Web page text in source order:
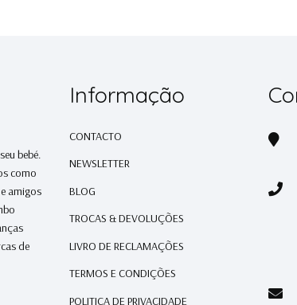
bebé.
como
amigos
de
Informação
CONTACTO
NEWSLETTER
BLOG
TROCAS & DEVOLUÇÕES
LIVRO DE RECLAMAÇÕES
TERMOS E CONDIÇÕES
POLITICA DE PRIVACIDADE